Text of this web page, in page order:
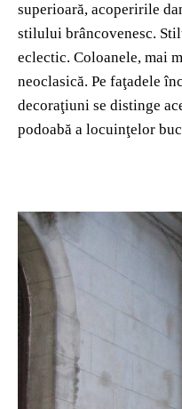
superioară, acoperirile
stilului brâncovenesc.
eclectic. Coloanele, mai
neoclasică. Pe faţadele
decoraţiuni se distinge
podoabă a locuinţelor